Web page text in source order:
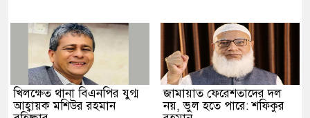
খিলক্ষেত থানা বিএনপির যুগ্ম
আহ্বায়ক মশিউর রহমান
জামায়াত ফেরেশতাদের দল
নয়, ভুল হতে পারে: শফিকুর